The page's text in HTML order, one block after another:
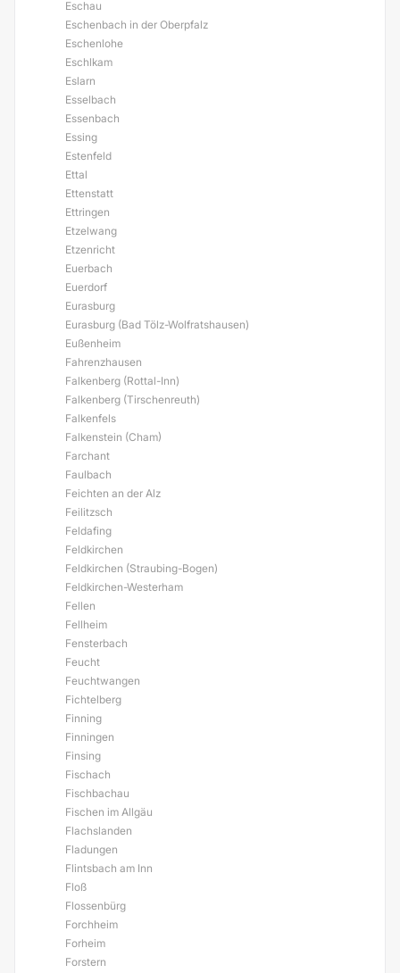
Eschau
Eschenbach in der Oberpfalz
Eschenlohe
Eschlkam
Eslarn
Esselbach
Essenbach
Essing
Estenfeld
Ettal
Ettenstatt
Ettringen
Etzelwang
Etzenricht
Euerbach
Euerdorf
Eurasburg
Eurasburg (Bad Tölz-Wolfratshausen)
Eußenheim
Fahrenzhausen
Falkenberg (Rottal-Inn)
Falkenberg (Tirschenreuth)
Falkenfels
Falkenstein (Cham)
Farchant
Faulbach
Feichten an der Alz
Feilitzsch
Feldafing
Feldkirchen
Feldkirchen (Straubing-Bogen)
Feldkirchen-Westerham
Fellen
Fellheim
Fensterbach
Feucht
Feuchtwangen
Fichtelberg
Finning
Finningen
Finsing
Fischach
Fischbachau
Fischen im Allgäu
Flachslanden
Fladungen
Flintsbach am Inn
Floß
Flossenbürg
Forchheim
Forheim
Forstern